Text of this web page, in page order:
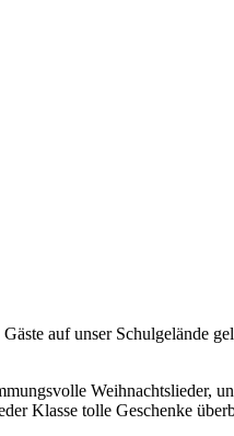
auf unser Schulgelände
Weihnachtslieder,
Klasse tolle Geschenke